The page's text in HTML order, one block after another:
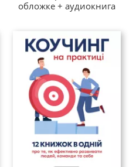
обложке + аудиокнига